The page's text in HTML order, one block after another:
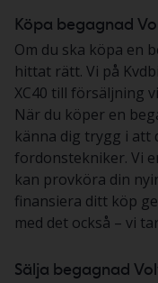
Köpa begagnad
Om du ska köpa en
hittat rätt. Vi på
XC40 till försäljning
När du köper en
känna dig trygg i att
fordonstekniker. Vi
kan provköra din
finansiera ditt köp
med det också – vi
Sälja begagnad